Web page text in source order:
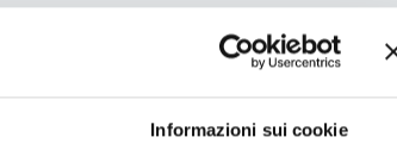
Informazioni sui cookie
protagonista della propria salute!